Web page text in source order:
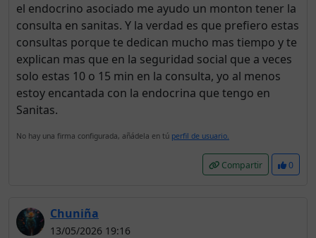
el endocrino asociado me ayudo un monton tener la
consulta en sanitas. Y la verdad es que prefiero estas
consultas porque te dedican mucho mas tiempo y te
explican mas que en la seguridad social que a veces
solo estas 10 o 15 min en la consulta, yo al menos
estoy encantada con la endocrina que tengo en
Sanitas.
No hay una firma configurada, añádela en tú perfil de usuario.
Compartir 0
Chuniña
13/05/2026 19:16